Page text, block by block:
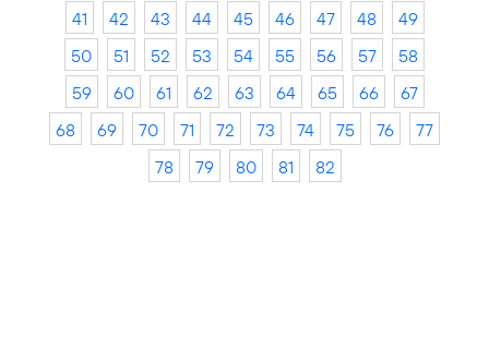
41
42 43 44 45 46 47 48
49
50
51 52 53 54 55 56 57
58
59
60 61 62 63 64 65 66
67
68
69 70 71 72 73 74 75 76
77
78
79 80 81 82